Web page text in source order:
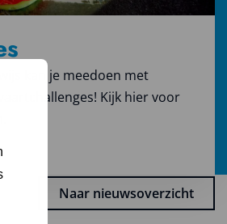
kan je meedoen met
Kijk hier voor
Naar nieuwsoverzicht